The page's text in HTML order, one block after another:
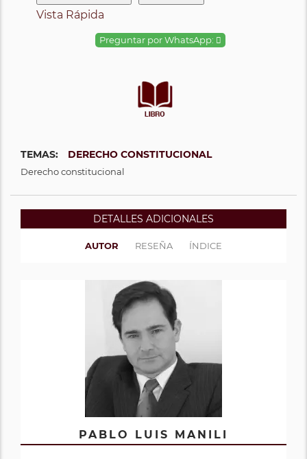
Vista Rápida
Preguntar por WhatsApp:
TEMAS: DERECHO CONSTITUCIONAL
Derecho constitucional
DETALLES ADICIONALES
AUTOR RESEÑA ÍNDICE
PABLO LUIS MANILI